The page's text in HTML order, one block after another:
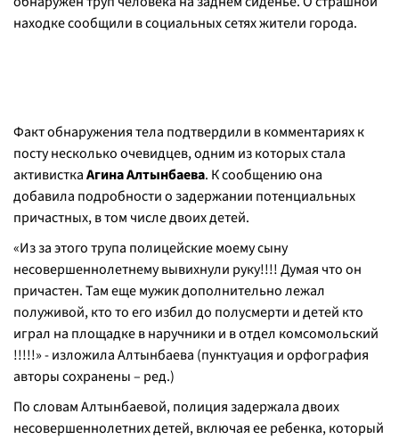
находке сообщили в социальных сетях жители города.
Факт обнаружения тела подтвердили в комментариях к
посту несколько очевидцев, одним из которых стала
активисткаАгина Алтынбаева. К сообщению она
добавила подробности о задержании потенциальных
причастных, в том числе двоих детей.
«Из за этого трупа полицейские моему сыну
несовершеннолетнему вывихнули руку!!!! Думая что он
причастен. Там еще мужик дополнительно лежал
полуживой, кто то его избил до полусмерти и детей кто
играл на площадке в наручники и в отдел комсомольский
!!!!!» - изложила Алтынбаева (пунктуация и орфография
авторы сохранены– ред.)
По словам Алтынбаевой, полиция задержала двоих
несовершеннолетних детей, включая ее ребенка, который